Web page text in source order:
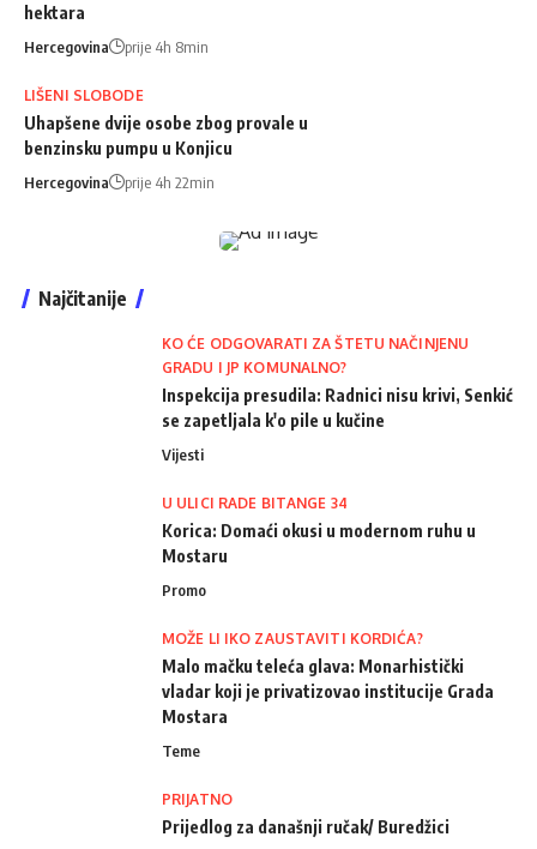
hektara
Hercegovina prije 4h 8min
LIŠENI SLOBODE
Uhapšene dvije osobe zbog provale u
benzinsku pumpu u Konjicu
Hercegovina prije 4h 22min
Najčitanije
KO ĆE ODGOVARATI ZA ŠTETU NAČINJENU
GRADU I JP KOMUNALNO?
Inspekcija presudila: Radnici nisu krivi, Senkić
se zapetljala k'o pile u kučine
Vijesti
U ULICI RADE BITANGE 34
Korica: Domaći okusi u modernom ruhu u
Mostaru
Promo
MOŽE LI IKO ZAUSTAVITI KORDIĆA?
Malo mačku teleća glava: Monarhistički
vladar koji je privatizovao institucije Grada
Mostara
Teme
PRIJATNO
Prijedlog za današnji ručak/ Buredžici